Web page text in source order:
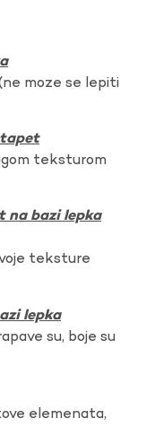
moze se lepiti
teksturom
bazi lepka
teksture
lepka
su, boje su
elemenata,